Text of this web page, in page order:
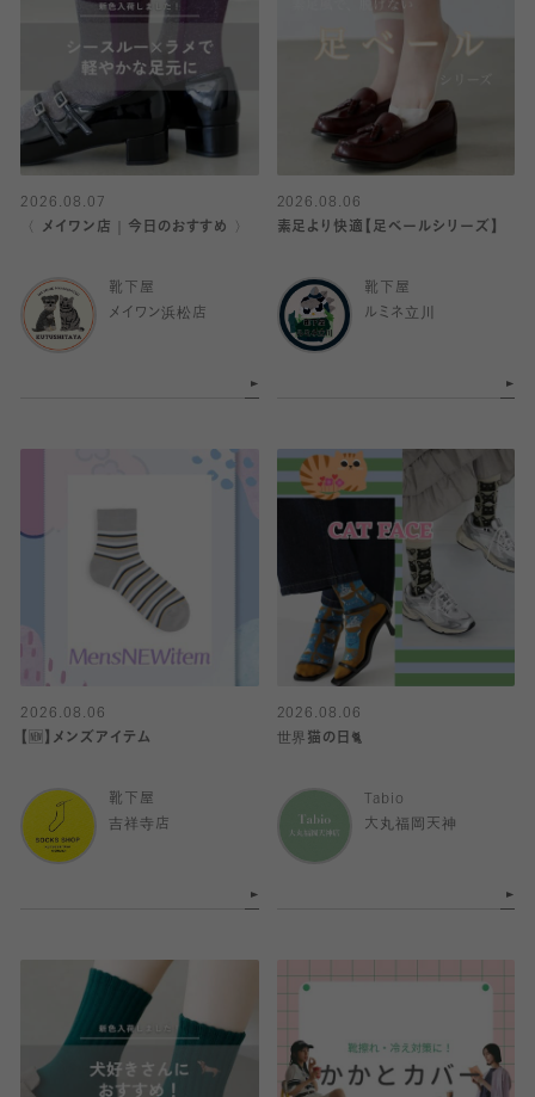
2026.08.07
〈 メイワン店｜今日のおすすめ 〉
靴下屋
メイワン浜松店
2026.08.06
素足より快適【足ベールシリーズ】
靴下屋
ルミネ立川
2026.08.06
【🆕】メンズアイテム
靴下屋
吉祥寺店
2026.08.06
世界猫の日🐈
Tabio
大丸福岡天神